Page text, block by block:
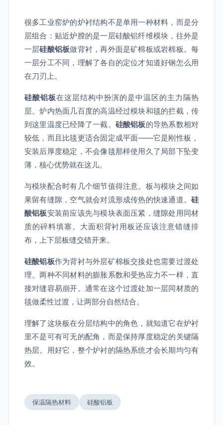
很多工业窑炉的炉衬结构不是单用一种材料，而是分
层组合：贴近炉膛的是一层硅酸铝纤维模块，往外是
一层硅酸铝板做背衬，再外面是矿棉板或岩棉板。每
一层分工不同，理解了各自的定位才知道好钢怎么用
在刀刃上。
硅酸铝板在这层结构中扮演的是中温区的主力隔热
层。炉内热面几百度的高温经过模块和毯的拦截，传
到这里温度已经降了一截。 硅酸铝板的导热系数相对
较低，而且比毯更适合固定成平面——它是刚性板，
安装后厚度稳定，不会像毯那样使用久了局部下坠变
薄，核心优势就在这儿。
与模块配合时有几个细节值得注意。板与模块之间如
果留有缝隙，空气就会对流形成传热的快速通道。 硅
酸铝板安装前应该先与模块表面压紧，缝隙处用同材
质的碎料填塞。大面积背衬用板还应该注意错缝排
布，上下层板缝交错开来。
硅酸铝板作为背衬与外层矿棉板交接处也需要过渡处
理。两种不同材料的膨胀系数和受热应力不一样，直
接对缝容易崩开。通常在这个过渡处加一层同材质的
毯做柔性过渡，让两部分自然结合。
理解了这块板在分层结构中的角色，就知道它在炉衬
里不是可有可无的配角，而是保持厚度稳定的关键隔
热层。用好它，整个炉衬的隔热系统才会长期均匀有
效。
保温隔热材料 硅酸铝板